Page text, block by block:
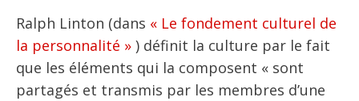
Ralph Linton (dans « Le fondement culturel de
la personnalité » ) définit la culture par le fait
que les éléments qui la composent « sont
partagés et transmis par les membres d’une